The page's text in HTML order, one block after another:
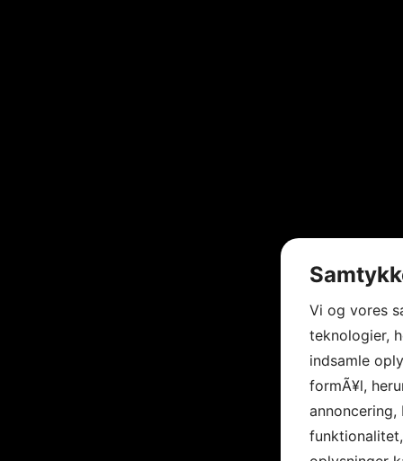
Vi og vores
teknologier,
indsamle
formÃ¥l,
annoncering,